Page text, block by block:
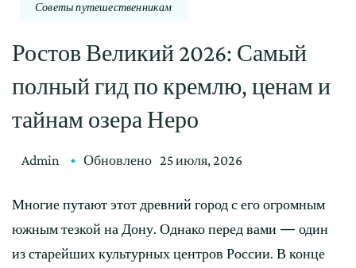
Советы путешественникам
Ростов Великий 2026: Самый
полный гид по кремлю, ценам и
тайнам озера Неро
Admin Обновлено 25 июля, 2026
Многие путают этот древний город с его огромным
южным тезкой на Дону. Однако перед вами — один
из старейших культурных центров России. В конце